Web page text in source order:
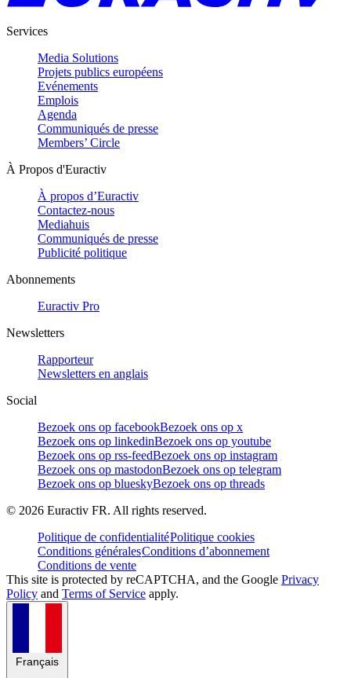
Services
Media Solutions
Projets publics européens
Evénements
Emplois
Agenda
Communiqués de presse
Members’ Circle
À Propos d'Euractiv
À propos d’Euractiv
Contactez-nous
Mediahuis
Communiqués de presse
Publicité politique
Abonnements
Euractiv Pro
Newsletters
Rapporteur
Newsletters en anglais
Social
Bezoek ons op facebookBezoek ons op x
Bezoek ons op linkedinBezoek ons op youtube
Bezoek ons op rss-feedBezoek ons op instagram
Bezoek ons op mastodonBezoek ons op telegram
Bezoek ons op blueskyBezoek ons op threads
© 2026 Euractiv FR. All rights reserved.
Politique de confidentialitéPolitique cookies
Conditions généralesConditions d’abonnement
Conditions de vente
This site is protected by reCAPTCHA, and the Google Privacy
Policy and Terms of Service apply.
Français